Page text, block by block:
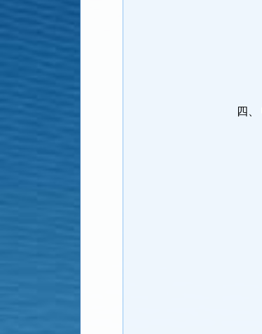
四、